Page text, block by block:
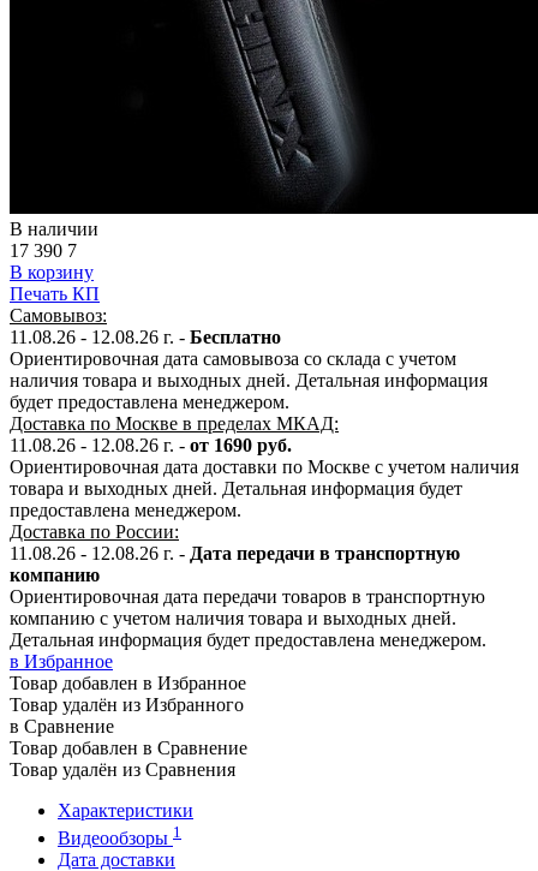
В наличии
17 390 7
В корзину
Печать КП
Самовывоз:
11.08.26 - 12.08.26 г. - Бесплатно
Ориентировочная дата самовывоза со склада с учетом
наличия товара и выходных дней. Детальная информация
будет предоставлена менеджером.
Доставка по Москве в пределах МКАД:
11.08.26 - 12.08.26 г. - от 1690 руб.
Ориентировочная дата доставки по Москве с учетом наличия
товара и выходных дней. Детальная информация будет
предоставлена менеджером.
Доставка по России:
11.08.26 - 12.08.26 г. - Дата передачи в транспортную
компанию
Ориентировочная дата передачи товаров в транспортную
компанию с учетом наличия товара и выходных дней.
Детальная информация будет предоставлена менеджером.
в Избранное
Товар добавлен в Избранное
Товар удалён из Избранного
в Сравнение
Товар добавлен в Сравнение
Товар удалён из Сравнения
Характеристики
Видеообзоры 1
Дата доставки